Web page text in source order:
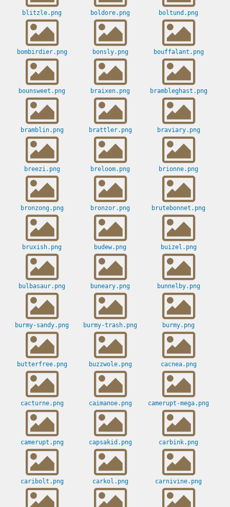
blitzle.png boldore.png boltund.png
bombirdier.png bonsly.png bouffalant.png
bounsweet.png braixen.png brambleghast.png
bramblin.png brattler.png braviary.png
breezi.png breloom.png brionne.png
bronzong.png bronzor.png brutebonnet.png
bruxish.png budew.png buizel.png
bulbasaur.png buneary.png bunnelby.png
burmy-sandy.png burmy-trash.png burmy.png
butterfree.png buzzwole.png cacnea.png
cacturne.png caimanoe.png camerupt-mega.png
camerupt.png capsakid.png carbink.png
caribolt.png carkol.png carnivine.png